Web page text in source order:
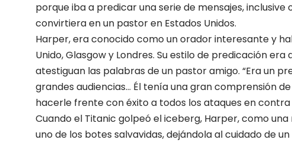
porque iba a predicar una serie de mensajes,
convirtiera en un pastor en Estados Unidos.
Harper, era conocido como un orador interesante y
Unido, Glasgow y Londres. Su estilo de predicación
atestiguan las palabras de un pastor amigo. “Era un
grandes audiencias… Él tenía una gran comprensión
hacerle frente con éxito a todos los ataques en contra
Cuando el Titanic golpeó el iceberg, Harper, como
uno de los botes salvavidas, dejándola al cuidado de